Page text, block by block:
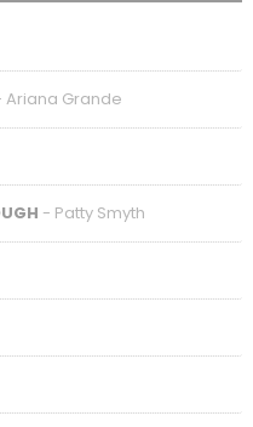
Grande
- Patty Smyth